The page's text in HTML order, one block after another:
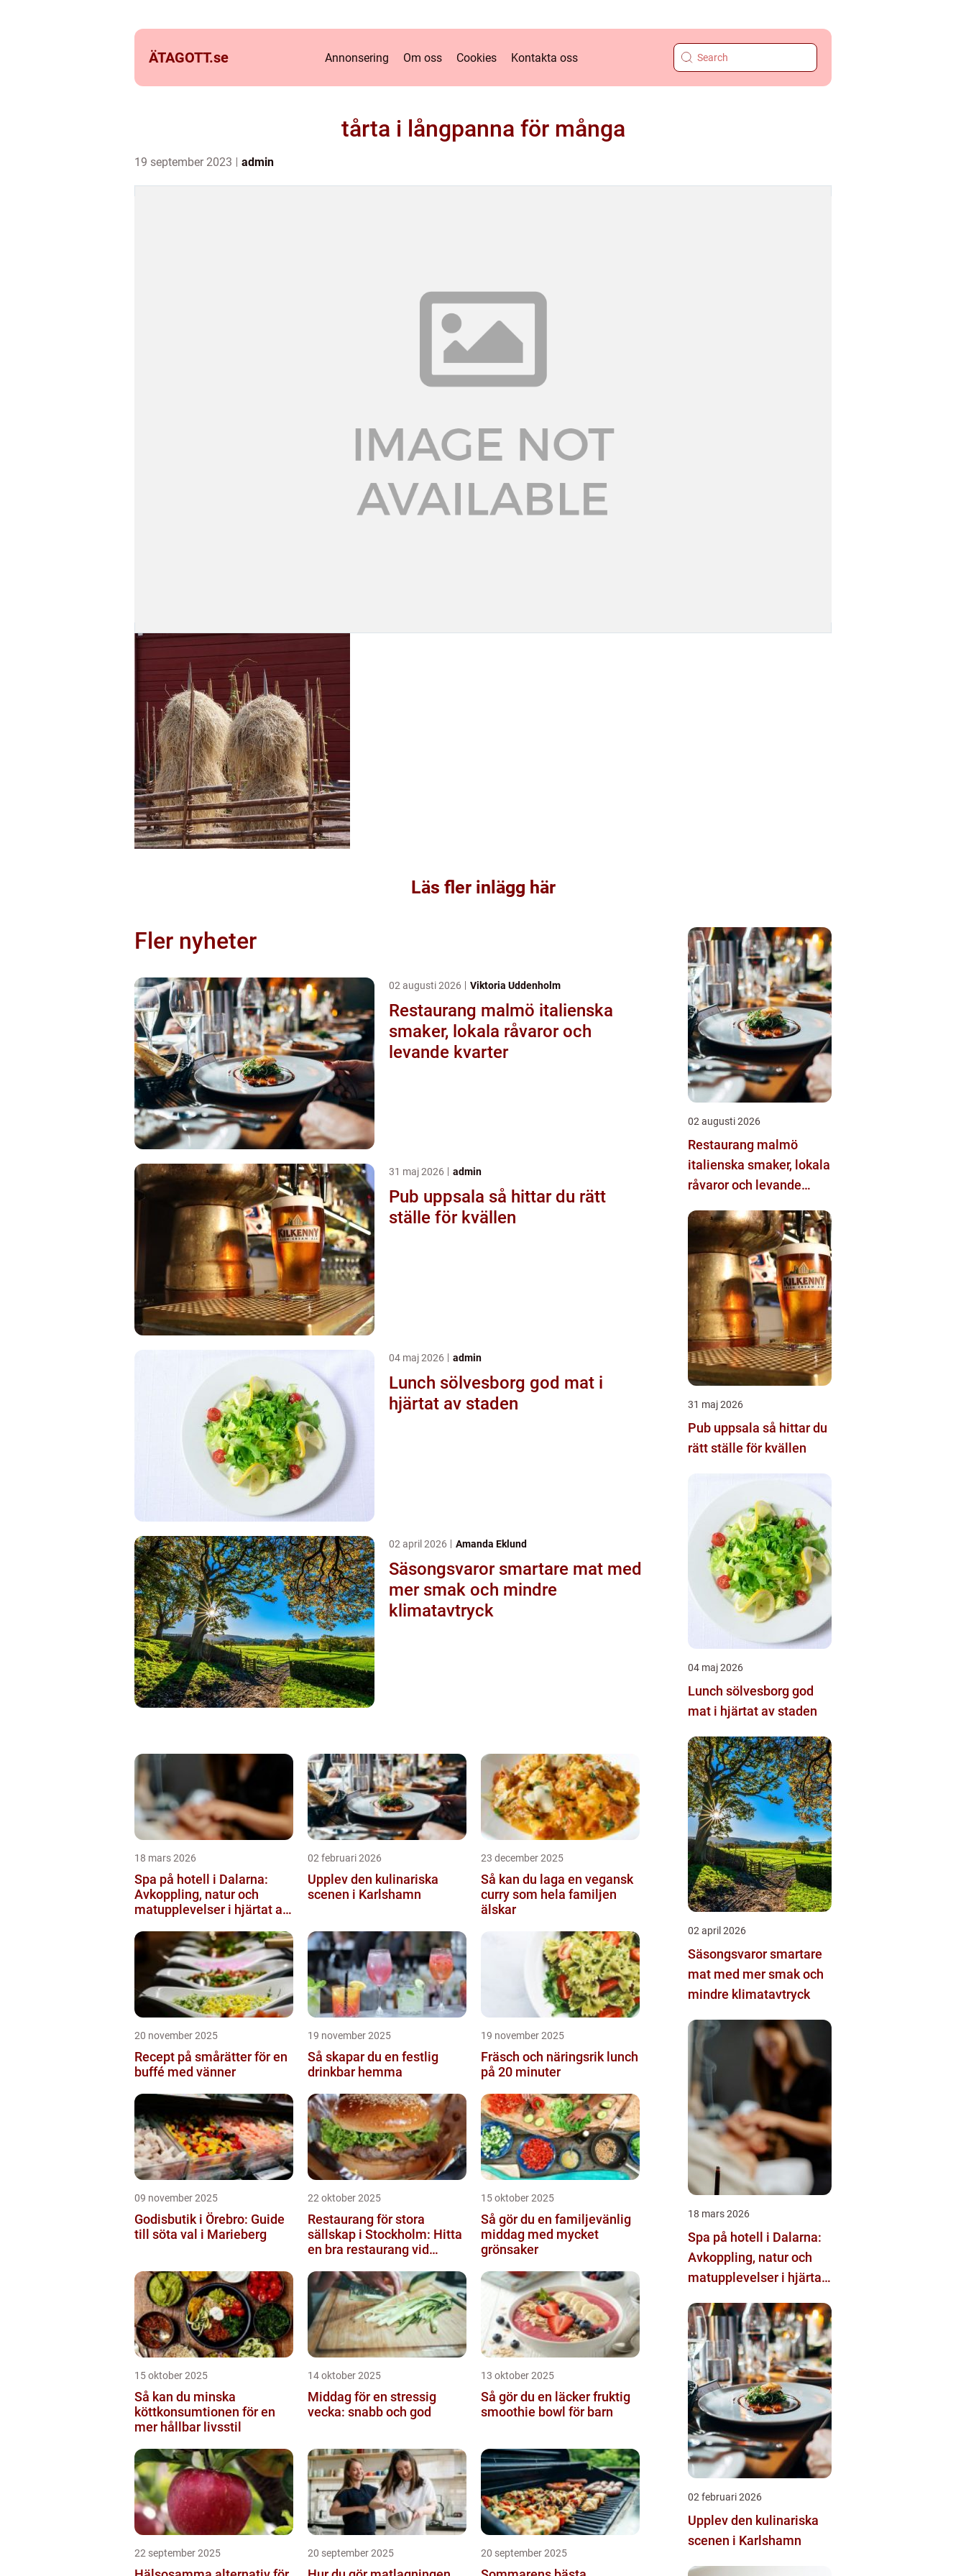
ÄTAGOTT.se Annonsering Om oss Cookies Kontakta oss
tårta i långpanna för många
19 september 2023 admin
Läs fler inlägg här
Fler nyheter
02 augusti 2026 Viktoria Uddenholm
Restaurang malmö italienska
smaker, lokala råvaror och
levande kvarter
31 maj 2026 admin
Pub uppsala så hittar du rätt
ställe för kvällen
04 maj 2026 admin
Lunch sölvesborg god mat i
hjärtat av staden
02 april 2026 Amanda Eklund
Säsongsvaror smartare mat med
mer smak och mindre
klimatavtryck
18 mars 2026
Spa på hotell i Dalarna:
Avkoppling, natur och
matupplevelser i hjärtat av
02 februari 2026
Upplev den kulinariska
scenen i Karlshamn
23 december 2025
Så kan du laga en vegansk
curry som hela familjen
älskar
20 november 2025
Recept på smårätter för en
buffé med vänner
19 november 2025
Så skapar du en festlig
drinkbar hemma
19 november 2025
Fräsch och näringsrik lunch
på 20 minuter
09 november 2025
Godisbutik i Örebro: Guide
till söta val i Marieberg
22 oktober 2025
Restaurang för stora
sällskap i Stockholm: Hitta
en bra restaurang vid
15 oktober 2025
Så gör du en familjevänlig
middag med mycket
grönsaker
15 oktober 2025
Så kan du minska
köttkonsumtionen för en
mer hållbar livsstil
14 oktober 2025
Middag för en stressig
vecka: snabb och god
13 oktober 2025
Så gör du en läcker fruktig
smoothie bowl för barn
22 september 2025 20 september 2025 20 september 2025
02 augusti 2026
Restaurang malmö
italienska smaker, lokala
råvaror och levande
31 maj 2026
Pub uppsala så hittar du
rätt ställe för kvällen
04 maj 2026
Lunch sölvesborg god
mat i hjärtat av staden
02 april 2026
Säsongsvaror smartare
mat med mer smak och
mindre klimatavtryck
18 mars 2026
Spa på hotell i Dalarna:
Avkoppling, natur och
matupplevelser i hjärtat
02 februari 2026
Upplev den kulinariska
scenen i Karlshamn